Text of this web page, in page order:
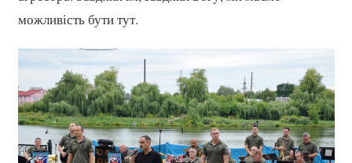
можливість бути тут.